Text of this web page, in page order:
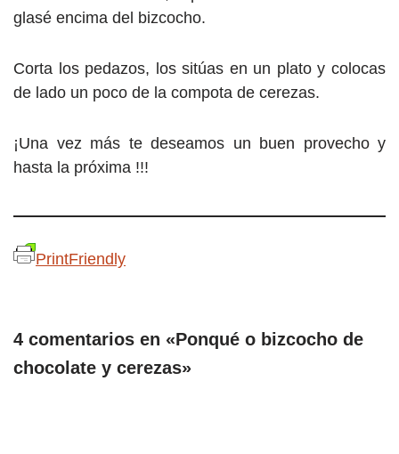
glasé encima del bizcocho.
Corta los pedazos, los sitúas en un plato y colocas
de lado un poco de la compota de cerezas.
¡Una vez más te deseamos un buen provecho y
hasta la próxima !!!
PrintFriendly
4 comentarios en «Ponqué o bizcocho de
chocolate y cerezas»